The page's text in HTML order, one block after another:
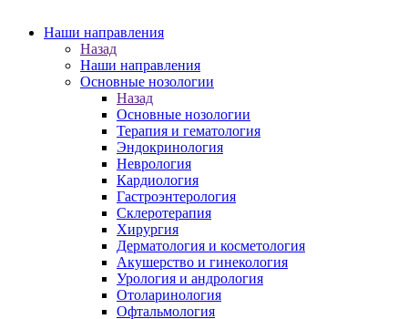
Наши направления
Назад
Наши направления
Основные нозологии
Назад
Основные нозологии
Терапия и гематология
Эндокринология
Неврология
Кардиология
Гастроэнтерология
Склеротерапия
Хирургия
Дерматология и косметология
Акушерство и гинекология
Урология и андрология
Отоларинология
Офтальмология